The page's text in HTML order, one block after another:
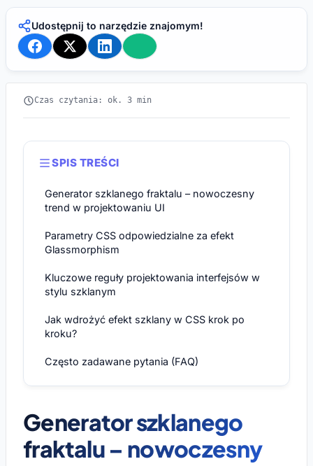
Udostępnij to narzędzie znajomym!
Czas czytania: ok. 3 min
SPIS TREŚCI
Generator szklanego fraktalu – nowoczesny
trend w projektowaniu UI
Parametry CSS odpowiedzialne za efekt
Glassmorphism
Kluczowe reguły projektowania interfejsów w
stylu szklanym
Jak wdrożyć efekt szklany w CSS krok po
kroku?
Często zadawane pytania (FAQ)
Generator szklanego
fraktalu – nowoczesny